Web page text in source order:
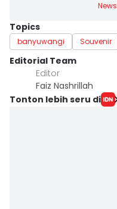
News
Topics
banyuwangi Souvenir
Editorial Team
Editor
Faiz Nashrillah
Tonton lebih seru di